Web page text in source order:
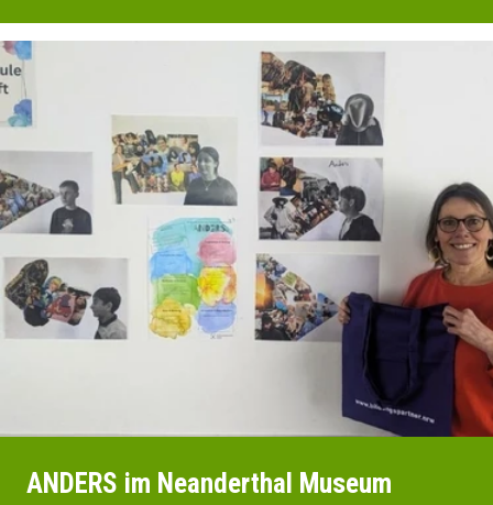
ANDERS im Neanderthal Museum